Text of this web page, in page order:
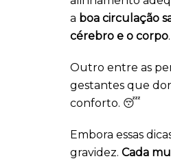
a boa circulação
cérebro e o corpo.
Outro entre as
gestantes que
conforto. 😴
Embora essas
gravidez. Cada